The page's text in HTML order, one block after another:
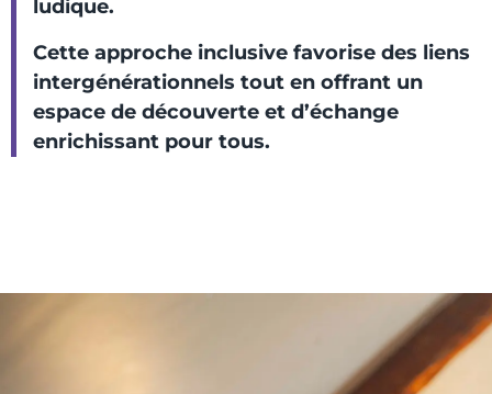
ludique.
Cette approche inclusive favorise des liens
intergénérationnels tout en offrant un
espace de découverte et d’échange
enrichissant pour tous.